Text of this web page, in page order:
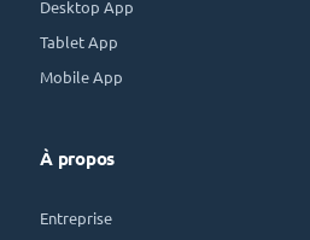
Desktop App
Tablet App
Mobile App
À propos
Entreprise